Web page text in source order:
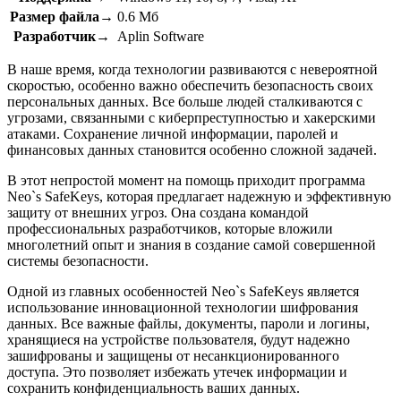
Размер файла→ 0.6 Мб
Разработчик→
Aplin Software
В наше время, когда технологии развиваются с невероятной
скоростью, особенно важно обеспечить безопасность своих
персональных данных. Все больше людей сталкиваются с
угрозами, связанными с киберпреступностью и хакерскими
атаками. Сохранение личной информации, паролей и
финансовых данных становится особенно сложной задачей.
В этот непростой момент на помощь приходит программа
Neo`s SafeKeys, которая предлагает надежную и эффективную
защиту от внешних угроз. Она создана командой
профессиональных разработчиков, которые вложили
многолетний опыт и знания в создание самой совершенной
системы безопасности.
Одной из главных особенностей Neo`s SafeKeys является
использование инновационной технологии шифрования
данных. Все важные файлы, документы, пароли и логины,
хранящиеся на устройстве пользователя, будут надежно
зашифрованы и защищены от несанкционированного
доступа. Это позволяет избежать утечек информации и
сохранить конфиденциальность ваших данных.